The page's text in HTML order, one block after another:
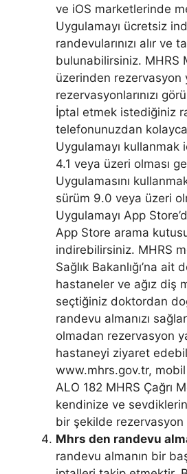
ve iOS marketlerinde
Uygulamayı ücretsiz
randevularınızı alır ve
bulunabilirsiniz. MHRS
üzerinden rezervasyon
rezervasyonlarınızı
İptal etmek istediğiniz
telefonunuzdan
Uygulamayı kullanmak
4.1 veya üzeri olması
Uygulamasını
sürüm 9.0 veya üzeri
Uygulamayı App
App Store arama
indirebilirsiniz. MHRS
Sağlık Bakanlığı’na
hastaneler ve ağız diş
seçtiğiniz doktordan
randevu almanızı
olmadan rezervasyon
hastaneyi ziyaret
www.mhrs.gov.tr,
ALO 182 MHRS Çağrı
kendinize ve
bir şekilde rezervasyon
Mhrs den randevu
randevu almanın bir